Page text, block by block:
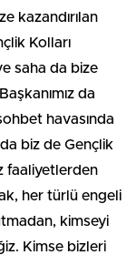
kazandırılan
Kolları
saha da bize
da
havasında
biz de Gençlik
faaliyetlerden
her türlü engeli
kimseyi
Kimse bizleri